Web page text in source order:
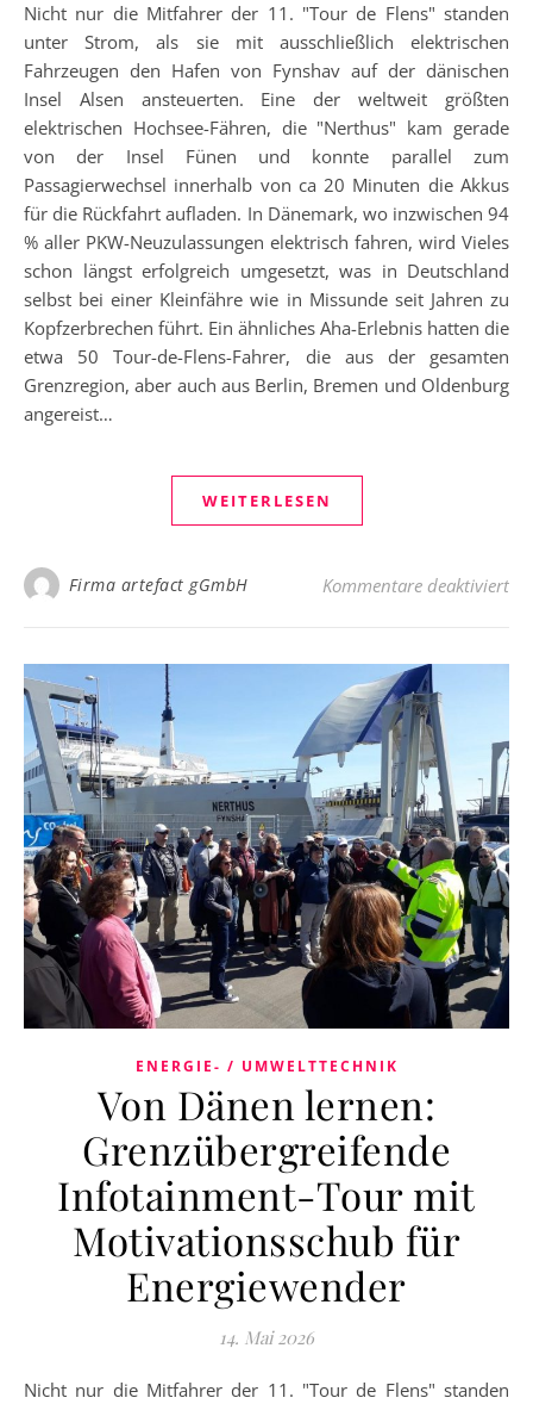
Nicht nur die Mitfahrer der 11. "Tour de Flens" standen
unter Strom, als sie mit ausschließlich elektrischen
Fahrzeugen den Hafen von Fynshav auf der dänischen
Insel Alsen ansteuerten. Eine der weltweit größten
elektrischen Hochsee-Fähren, die "Nerthus" kam gerade
von der Insel Fünen und konnte parallel zum
Passagierwechsel innerhalb von ca 20 Minuten die Akkus
für die Rückfahrt aufladen. In Dänemark, wo inzwischen 94
% aller PKW-Neuzulassungen elektrisch fahren, wird Vieles
schon längst erfolgreich umgesetzt, was in Deutschland
selbst bei einer Kleinfähre wie in Missunde seit Jahren zu
Kopfzerbrechen führt. Ein ähnliches Aha-Erlebnis hatten die
etwa 50 Tour-de-Flens-Fahrer, die aus der gesamten
Grenzregion, aber auch aus Berlin, Bremen und Oldenburg
angereist…
WEITERLESEN
Firma artefact gGmbH Kommentare deaktiviert
ENERGIE- / UMWELTTECHNIK
Von Dänen lernen:
Grenzübergreifende
Infotainment-Tour mit
Motivationsschub für
Energiewender
14. Mai 2026
Nicht nur die Mitfahrer der 11. "Tour de Flens" standen